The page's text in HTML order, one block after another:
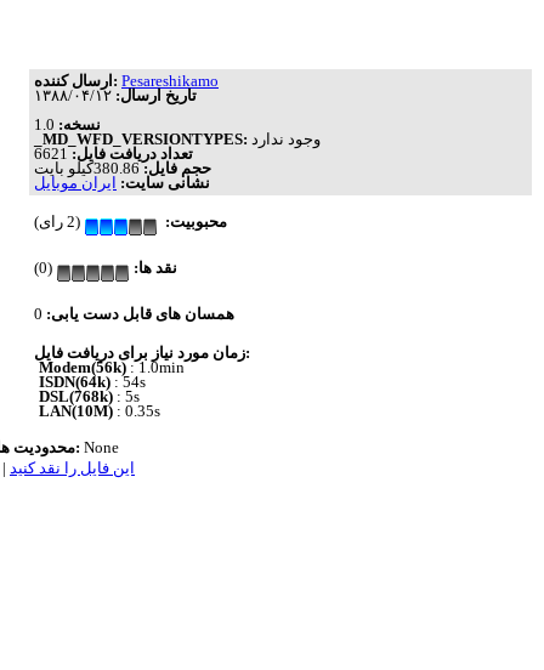
ارسال کننده: Pesareshikamo
تاریخ ارسال:
نسخه:
_MD_WFD_VERSIONTYPES: وجود ندارد
تعداد دریافت فایل:
حجم فایل:380.86کیلو بایت
نشانی سایت: ایران موبایل
محبوبیت: (2 رای)
نقد ها: (0)
همسان های قابل دست یابی:
زمان مورد نیاز برای دریافت فایل:
Modem(56k) : 1.0min
ISDN(64k) : 54s
DSL(768k) : 5s
LAN(10M) : 0.35s
محدودیت ها: None
این فایل را نقد کنید |